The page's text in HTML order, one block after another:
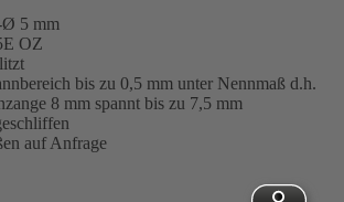
Ø 5 mm
OZ
bis zu 0,5 mm unter Nennmaß d.h.
8 mm spannt bis zu 7,5 mm
auf Anfrage